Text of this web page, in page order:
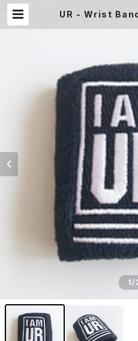
UR - Wrist
1/